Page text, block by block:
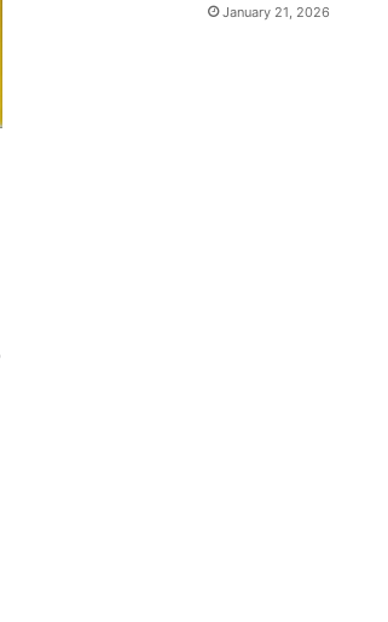
January 21, 2026